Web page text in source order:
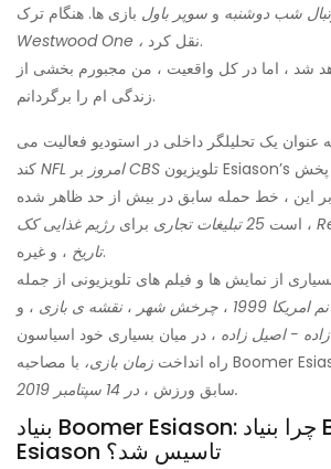
شب دوشنبه و سوپر باول بازی ها. هنگام ترک
Westwood One ،
نقل کرد.
شد ، اما در کل واقعیت ، من مجبورم بخشی از
زندگی ام را برگردانم.
عنوان یک تحلیلگر داخلی در استودیو فعالیت می
NFL امروزبرCBS
بر این ، خط حمله سابق در بیش از حد ظاهر شده
است 25 تبلیغات تجاری برای رژیم غذایی کک ،
تاریخ، و غیره.
از نمایش ها و فیلم های تلویزیونی از جمله
امریکا 1999 ، چرخش شهر ، نقشه ی بازی ، و
- اصیل زاده ، در میان بسیاری خود اسیاسون
راه انداخت زمان بازی، با مصاحبه Boomer Esiason با شخصیت های
سابق ورزش ،در 14 سپتامبر 2019.
بنیاد Boomer Esiason: چرا بنیاد Boomer
Esiason تاسیس شد؟